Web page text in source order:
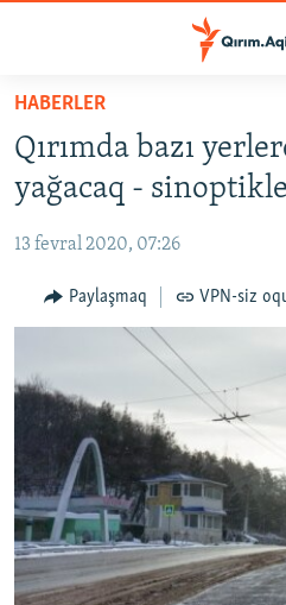
Esas
qaytmaq
Baş
navigatsiyağa
qaytmaq
qaytmaq
HABERLER
SİYASET
İQTİSADİYAT
CEMİYET
MEDENİYET
İNSAN AQLARI
VİDEO
SÜRET
BLOGLAR
FİKİR
Русский
HABERLER
Qırımda bazı
yağacaq -
13 fevral 2020, 07:26
Paylaşmaq VPN-siz